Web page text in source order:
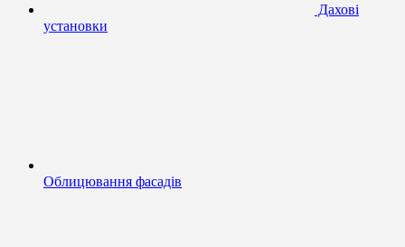
Дахові
установки
Облицювання фасадів